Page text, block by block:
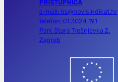
PRISTUPNICA
e-mail: ns@novisindikat.hr
telefon: 01 3024 191
Park Stara Trešnjevka 2,
Zagreb